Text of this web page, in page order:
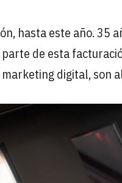
hasta este año. 35
de esta
digital, son